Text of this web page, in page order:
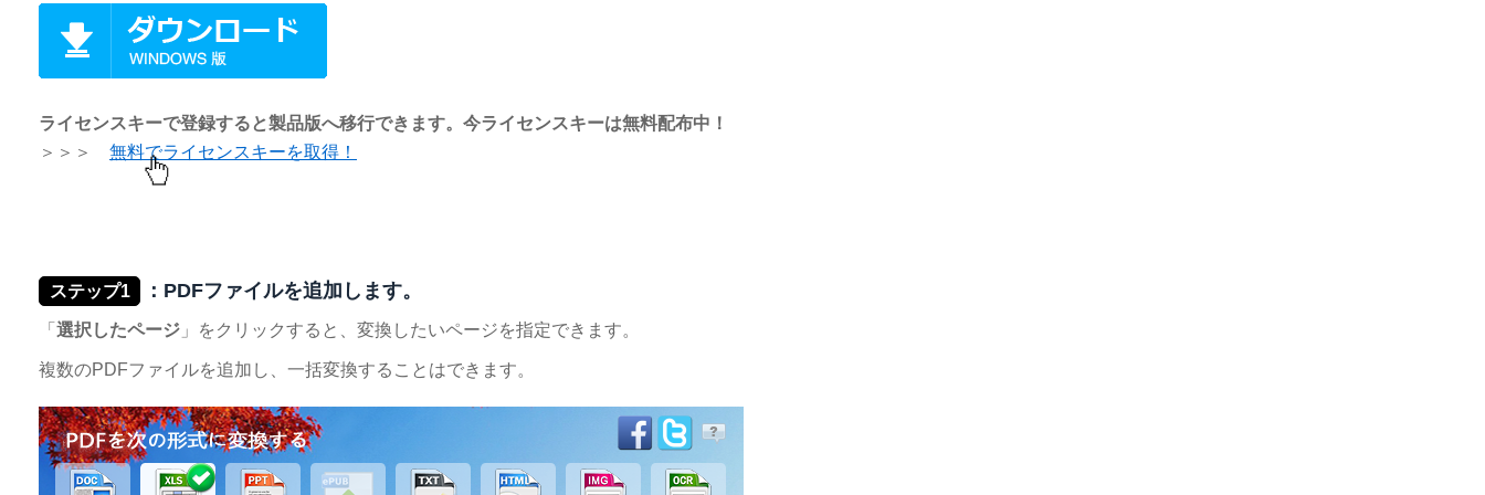
ライセンスキーで登録すると製品版へ移行できます。今ライセンスキーは無料配布中！
＞＞＞ 無料でライセンスキーを取得！
ステップ1 ：PDFファイルを追加します。
「 選択したページ 」をクリックすると、変換したいページを指定できます。
複数のPDFファイルを追加し、一括変換することはできます。